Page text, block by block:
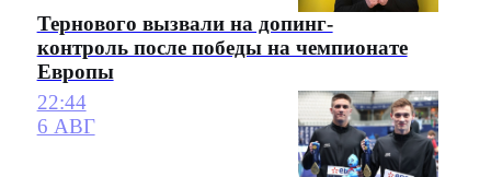
Тернового вызвали на допинг-
контроль после победы на чемпионате
Европы
22:44
6 АВГ